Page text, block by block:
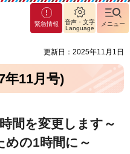
緊急情報
音声・文字
Language
メニュー
更新日：2025年11月1日
年11月号)
間を変更します～
めの1時間に～